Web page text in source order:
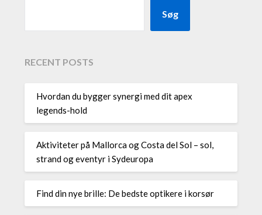
Søg
RECENT POSTS
Hvordan du bygger synergi med dit apex
legends-hold
Aktiviteter på Mallorca og Costa del Sol – sol,
strand og eventyr i Sydeuropa
Find din nye brille: De bedste optikere i korsør